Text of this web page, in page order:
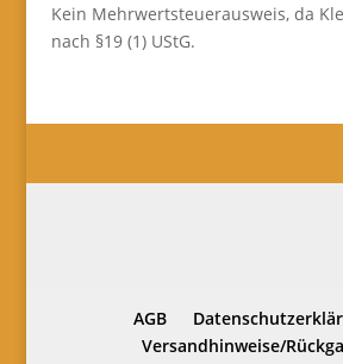
Kein Mehrwertsteuerausweis, da
nach §19 (1) UStG.
AGB
Versandhinweise/